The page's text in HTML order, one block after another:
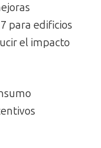
para edificios
el impacto